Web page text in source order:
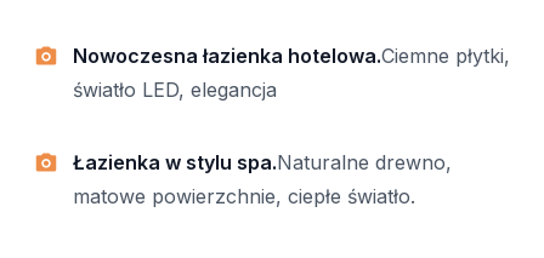
Nowoczesna łazienka hotelowa.Ciemne płytki,
światło LED, elegancja
Łazienka w stylu spa.Naturalne drewno,
matowe powierzchnie, ciepłe światło.